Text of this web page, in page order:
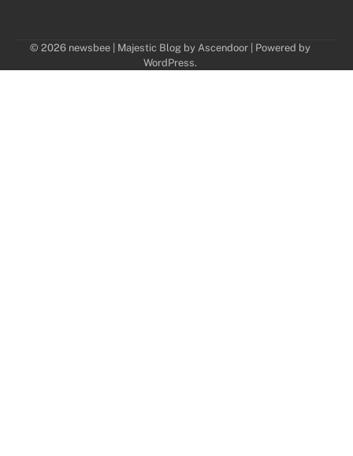
© 2026 newsbee | Majestic Blog by Ascendoor | Powered by
WordPress.